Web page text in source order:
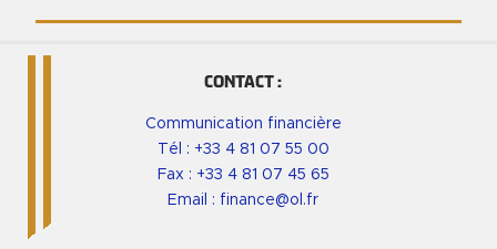
CONTACT :
Communication financière
Tél : +33 4 81 07 55 00
Fax : +33 4 81 07 45 65
Email : finance@ol.fr